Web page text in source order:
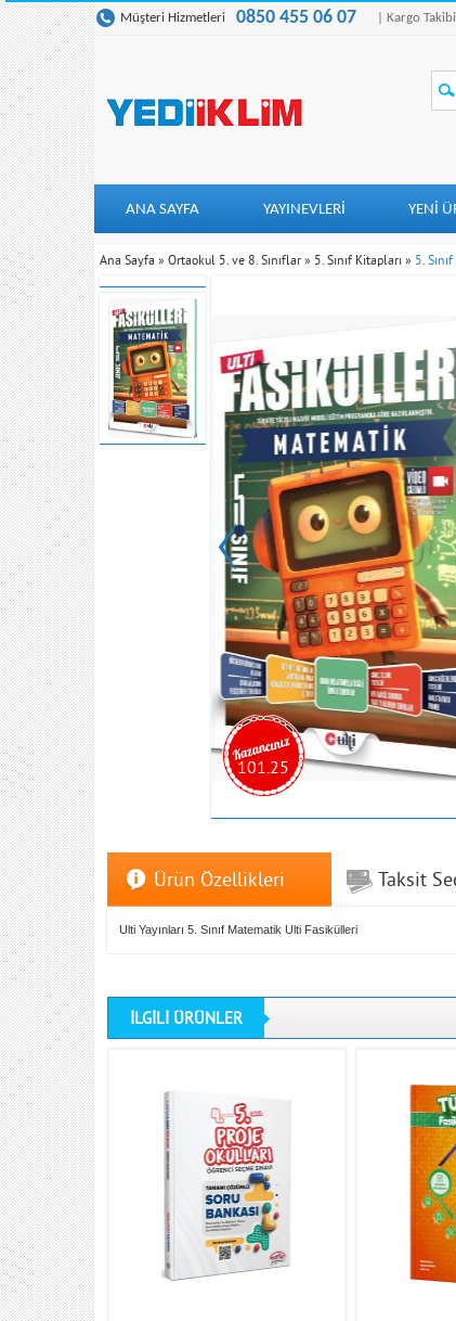
Müşteri Hizmetleri 0850 455 06 07 | Kargo Takibi
ANA SAYFA YAYINEVLERİ YENI
Ana Sayfa » Ortaokul 5. ve 8. Sınıflar » 5. Sınıf Kitapları » 5.
101.25
Ürün Özellikleri Taksit
Ulti Yayınları 5. Sınıf Matematik Ulti Fasikülleri
İLGİLİ ÜRÜNLER